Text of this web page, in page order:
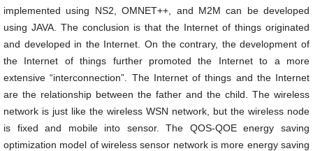
implemented using NS2, OMNET++, and M2M can be developed
using JAVA. The conclusion is that the Internet of things originated
and developed in the Internet. On the contrary, the development of
the Internet of things further promoted the Internet to a more
extensive “interconnection”. The Internet of things and the Internet
are the relationship between the father and the child. The wireless
network is just like the wireless WSN network, but the wireless node
is fixed and mobile into sensor. The QOS-QOE energy saving
optimization model of wireless sensor network is more energy saving